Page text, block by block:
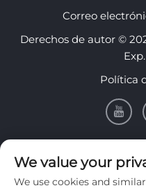
Correo
Derechos de autor ©
Política
Regístrese para
We value your
We use cookies and